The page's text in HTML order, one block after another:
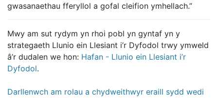
gwasanaethau fferyllol a gofal cleifion ymhellach.”
Mwy am sut rydym yn rhoi pobl yn gyntaf yn y
strategaeth Llunio ein Llesiant i’r Dyfodol trwy ymweld
â’r dudalen we hon: Hafan - Llunio ein Llesiant i’r
Dyfodol.
Darllenwch am rolau a chydweithwyr eraill sydd wedi